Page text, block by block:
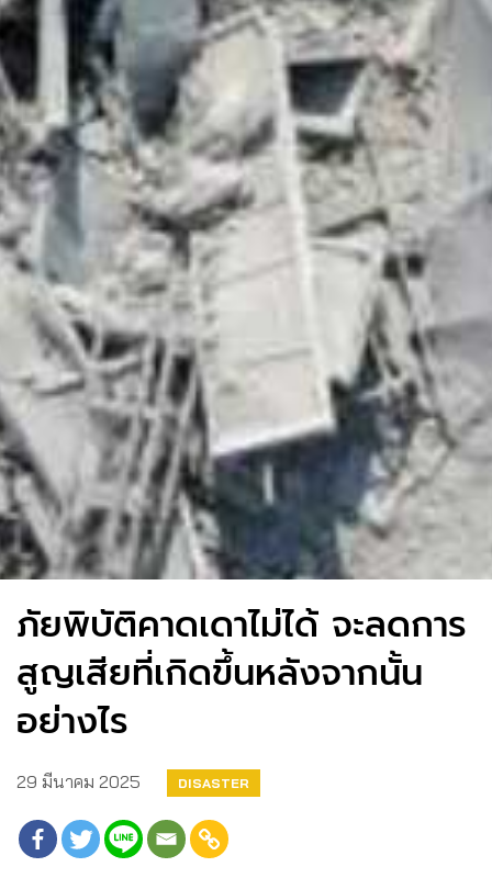
ภัยพิบัติคาดเดาไม่ได้ จะลดการ
สูญเสียที่เกิดขึ้นหลังจากนั้น
อย่างไร
29 มีนาคม 2025 DISASTER